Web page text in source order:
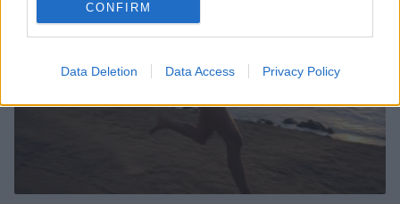
CONFIRM
Data Deletion Data Access Privacy Policy